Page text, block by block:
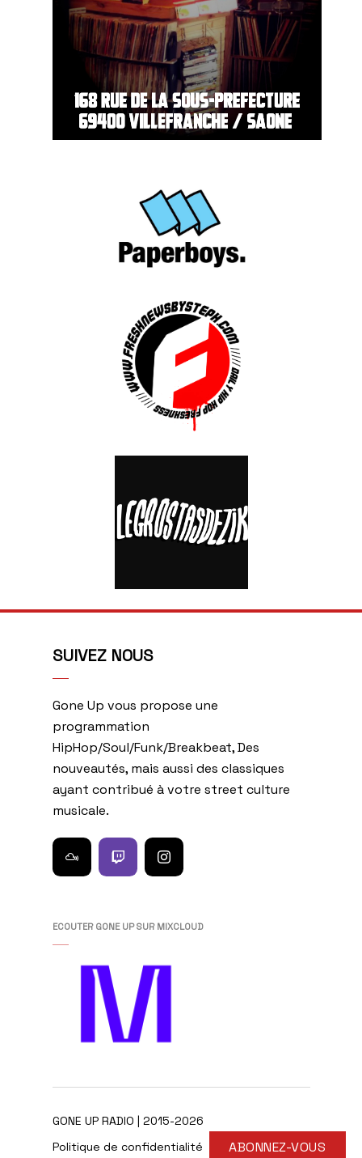
SUIVEZ NOUS
Gone Up vous propose une
programmation
HipHop/Soul/Funk/Breakbeat, Des
nouveautés, mais aussi des classiques
ayant contribué à votre street culture
musicale.
ECOUTER GONE UP SUR MIXCLOUD
GONE UP RADIO | 2015-2026
Politique de confidentialité
Live Sponsors
ABONNEZ-VOUS